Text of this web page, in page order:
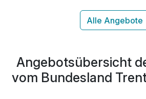
inkl. Nutzung des Wellnessbereiches
ACHTUNG: Donnerstags Küche am
Angebotsübersicht
vom Bundesland